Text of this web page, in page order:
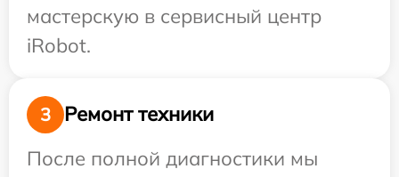
мастерскую в сервисный центр
iRobot.
3
Ремонт техники
После полной диагностики мы